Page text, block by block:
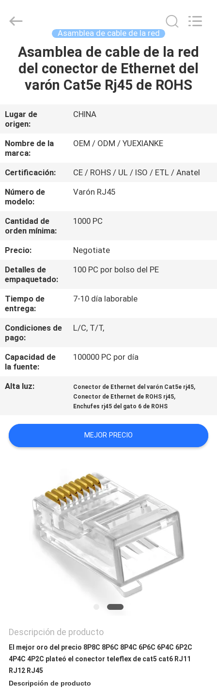
HOGAR
PRODUCTOS
VIDEOS
SOBRE
NOSOTROS
VIAJE
DE
LA
CONTROL
CALIDAD
ÉNTRENOS
EN
CONTACTO
CON
CASOS
SITIO
POLÍTICA
PRIVACIDAD
Industry
Reserved.
Asamblea de cable de la red
Asamblea de cable de la red
del conector de Ethernet del
varón Cat5e Rj45 de ROHS
Lugar de
origen:
CHINA
Nombre de la
marca:
OEM / ODM / YUEXIANKE
Certificación:
CE / ROHS / UL / ISO / ETL / Anatel
Número de
modelo:
Varón RJ45
Cantidad de
orden mínima:
1000 PC
Precio:
Negotiate
Detalles de
empaquetado:
100 PC por bolso del PE
Tiempo de
entrega:
7-10 día laborable
Condiciones de
pago:
L/C, T/T,
Capacidad de
la fuente:
100000 PC por día
Alta luz: Conector de Ethernet del varón Cat5e rj45,
Conector de Ethernet de ROHS rj45,
Enchufes rj45 del gato 6 de ROHS
MEJOR PRECIO
Descripción de producto
El mejor oro del precio 8P8C 8P6C 8P4C 6P6C 6P4C 6P2C
4P4C 4P2C plateó el conector teleflex de cat5 cat6 RJ11
RJ12 RJ45
Descripción de producto